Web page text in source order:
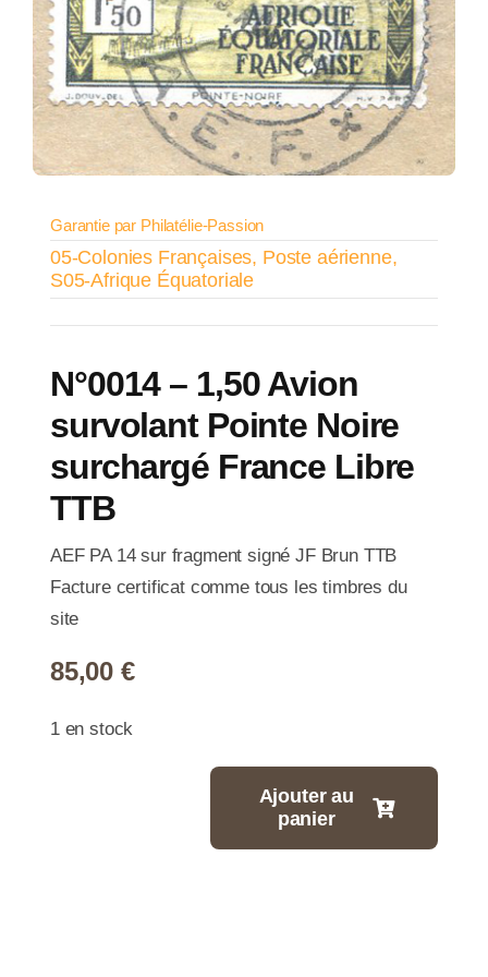
Garantie par Philatélie-Passion
05-Colonies Françaises, Poste aérienne,
S05-Afrique Équatoriale
N°0014 – 1,50 Avion
survolant Pointe Noire
surchargé France Libre
TTB
AEF PA 14 sur fragment signé JF Brun TTB
Facture certificat comme tous les timbres du
site
85,00 €
1 en stock
Ajouter au
panier